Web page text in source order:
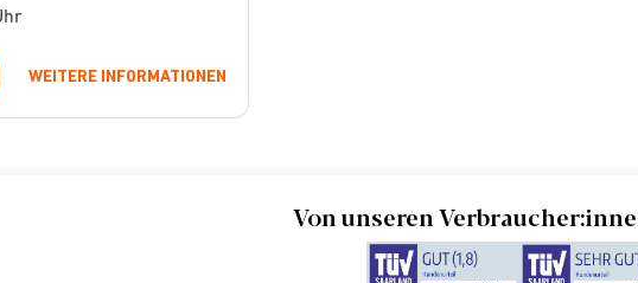
WEITERE INFORMATIONEN
Von unseren